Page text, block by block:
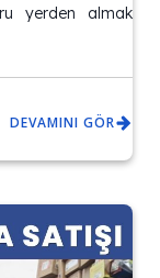
yerden almak
DEVAMINI GÖR